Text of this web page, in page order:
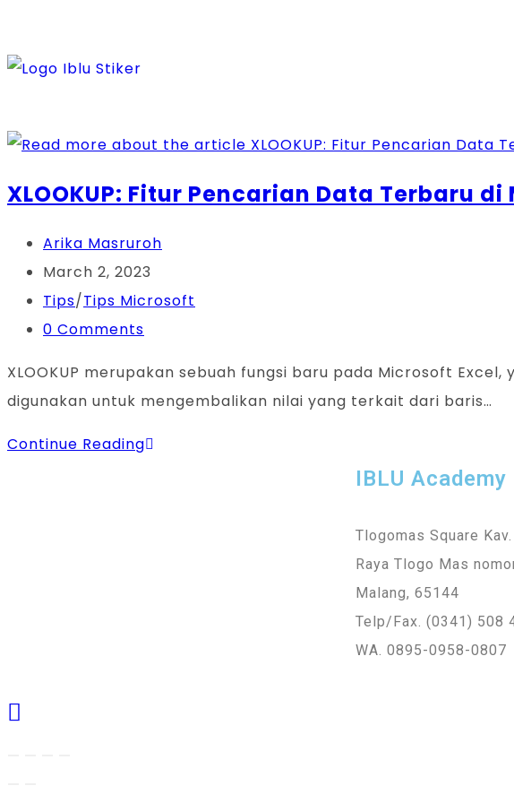
XLOOKUP: Fitur Pencarian Data Terbaru
Arika Masruroh
March 2, 2023
Tips/Tips Microsoft
0 Comments
XLOOKUP merupakan sebuah fungsi baru pada Microsoft
digunakan untuk mengembalikan nilai yang terkait dari baris…
Continue Reading
IBLU Academy
Tlogomas Square
Raya Tlogo Mas
Malang, 65144
Telp/Fax. (0341) 508
WA. 0895-0958-0807